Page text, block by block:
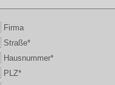
Firma
Straße*
Hausnummer*
PLZ*